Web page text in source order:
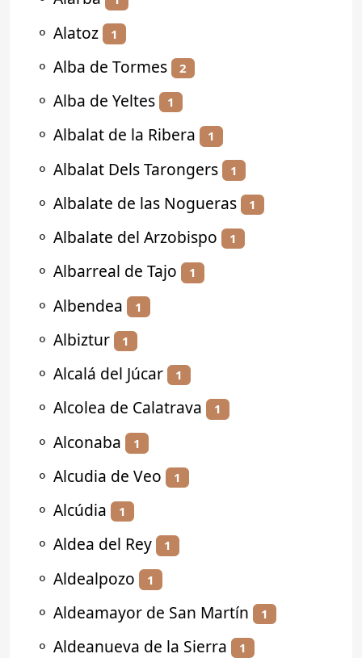
⚬ Alatoz 1
⚬ Alba de Tormes 2
⚬ Alba de Yeltes 1
⚬ Albalat de la Ribera 1
⚬ Albalat Dels Tarongers 1
⚬ Albalate de las Nogueras 1
⚬ Albalate del Arzobispo 1
⚬ Albarreal de Tajo 1
⚬ Albendea 1
⚬ Albiztur 1
⚬ Alcalá del Júcar 1
⚬ Alcolea de Calatrava 1
⚬ Alconaba 1
⚬ Alcudia de Veo 1
⚬ Alcúdia 1
⚬ Aldea del Rey 1
⚬ Aldealpozo 1
⚬ Aldeamayor de San Martín 1
⚬ Aldeanueva de la Sierra 1